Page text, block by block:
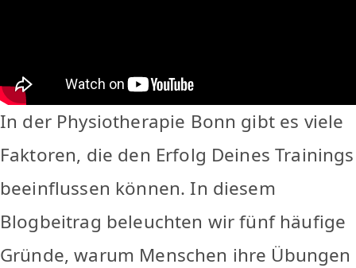
In der Physiotherapie Bonn gibt es viele
Faktoren, die den Erfolg Deines Trainings
beeinflussen können. In diesem
Blogbeitrag beleuchten wir fünf häufige
Gründe, warum Menschen ihre Übungen